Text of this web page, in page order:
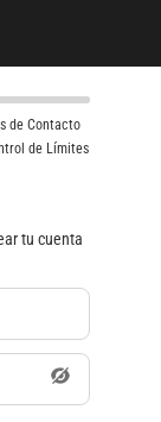
de Contacto
de Límites
tu cuenta